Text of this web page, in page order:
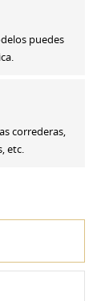
puedes
correderas,
etc.